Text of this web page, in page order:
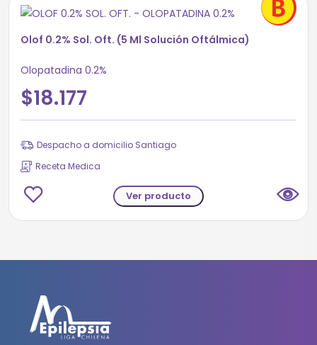
Olof 0.2% Sol. Oft. (5 Ml Solución Oftálmica)
Olopatadina 0.2%
$18.177
Despacho a domicilio Santiago
Receta Medica
Ver producto